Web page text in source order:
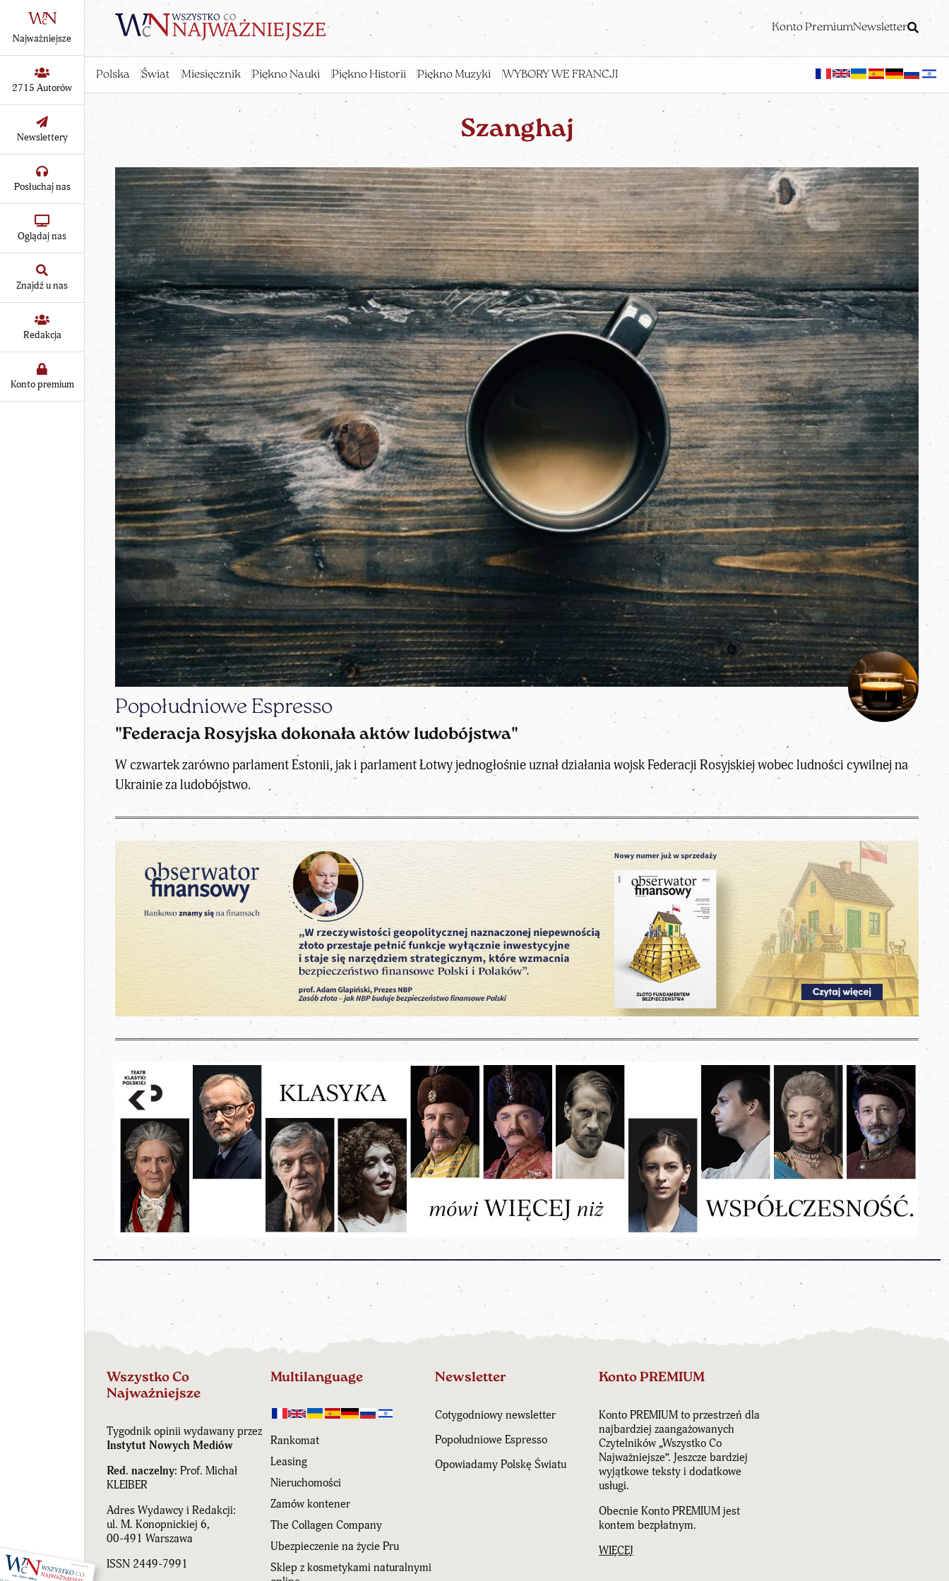
Konto PremiumNewsletter
Polska Świat Miesięcznik Piękno Nauki Piękno Historii Piękno Muzyki WYBORY WE FRANCJI
Najważniejsze
2715 Autorów
Newslettery
Posłuchaj nas
Oglądaj nas
Znajdź u nas
Redakcja
Konto premium
Szanghaj
Popołudniowe Espresso
"Federacja Rosyjska dokonała aktów ludobójstwa"
W czwartek zarówno parlament Estonii, jak i parlament Łotwy jednogłośnie uznał działania wojsk Federacji Rosyjskiej wobec ludności cywilnej na
Ukrainie za ludobójstwo.
Wszystko Co
Najważniejsze
Tygodnik opinii wydawany przez
Instytut Nowych Mediów
Red. naczelny: Prof. Michał
KLEIBER
Adres Wydawcy i Redakcji:
ul. M. Konopnickiej 6,
00-491 Warszawa
ISSN 2449-7991
Multilanguage
Rankomat
Leasing
Nieruchomości
Zamów kontener
The Collagen Company
Ubezpieczenie na życie Pru
Sklep z kosmetykami naturalnymi
Newsletter
Cotygodniowy newsletter
Popołudniowe Espresso
Opowiadamy Polskę Światu
Konto PREMIUM
Konto PREMIUM to przestrzeń dla
najbardziej zaangażowanych
Czytelników „Wszystko Co
Najważniejsze”. Jeszcze bardziej
wyjątkowe teksty i dodatkowe
usługi.
Obecnie Konto PREMIUM jest
kontem bezpłatnym.
WIĘCEJ